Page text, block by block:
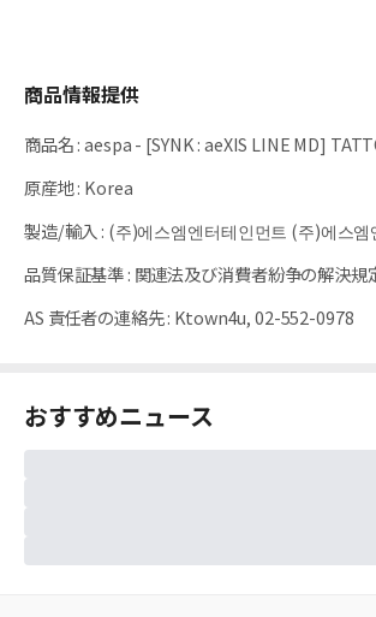
商品情報提供
商品名:aespa - [SYNK : aeXIS LINE MD]
原産地: Korea
製造/輸入 : (주)에스엠엔터테인먼트 (주)에스엠
品質保証基準: 関連法及び消費者紛争の解決規
AS 責任者の連絡先: Ktown4u, 02-552-0978
おすすめニュース